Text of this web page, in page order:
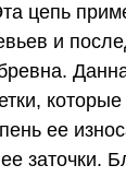
цепь
и
ее
заточки.